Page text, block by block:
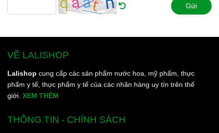
Gửi
VỀ LALISHOP
Lalishop cung cấp các sản phẩm nước hoa, mỹ phẩm, thực
phẩm y tế, thực phẩm y tế của các nhãn hàng uy tín trên thế
giới. XEM THÊM
THÔNG TIN - CHÍNH SÁCH